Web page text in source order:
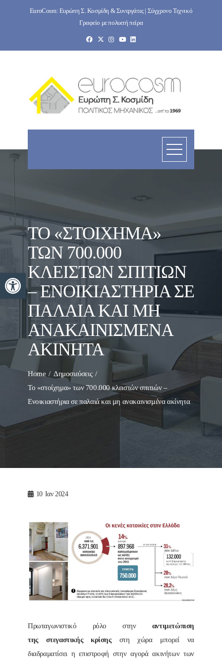
Ανοίξτε τη γραμμή εργαλείων
EuroCosm: Ευρώπη Σ. Κοσμίδη & Συνεργάτες | Σύγχρονο Τεχνικό
Γραφείο με πολυετή πείρα
ΤΟ «ΣΤΟΊΧΗΜΑ»
ΤΩΝ 700.000
ΚΛΕΙΣΤΏΝ ΣΠΙΤΙΏΝ
– ΕΝΟΙΚΙΑΣΤΉΡΙΑ ΣΕ
ΠΑΛΑΙΆ ΚΑΙ ΜΗ
ΑΝΑΚΑΙΝΙΣΜΈΝΑ
ΑΚΊΝΗΤΑ
Home
Δημοσιεύσεις
Το «στοίχημα» των 700.000 κλειστών σπιτιών –
Ενοικιαστήρια σε παλαιά και µη ανακαινισµένα ακίνητα
10 Ιαν 2024
Πρωταγωνιστικό ρόλο στην αντιμετώπιση
της στεγαστικής κρίσηςστη χώρα μπορεί να
διαδραματίσει η επιστροφή στην αγορά ακινήτων των